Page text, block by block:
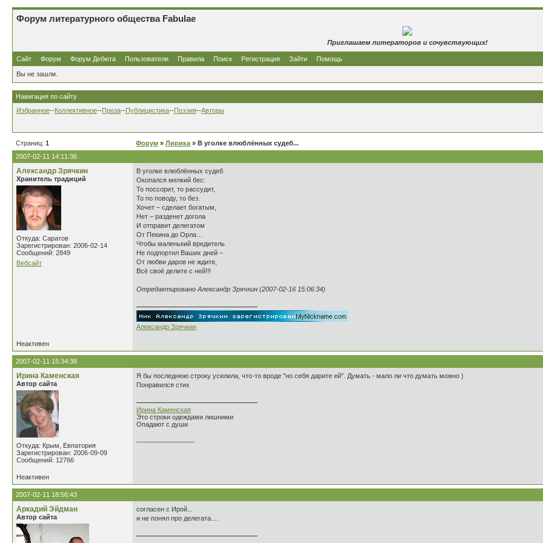
Форум литературного общества Fabulae
Приглашаем литераторов и сочувствующих!
Сайт Форум Форум Дебюта Пользователи Правила Поиск Регистрация Зайти Помощь
Вы не зашли.
Навигация по сайту
Избранное--Коллективное--Проза--Публицистика--Поэзия--Авторы
Страниц: 1 Форум » Лирика » В уголке влюблённых судеб...
2007-02-11 14:11:36
Александр Зрячкин
Хранитель традиций
Откуда: Саратов
Зарегистрирован: 2006-02-14
Сообщений: 2849
Вебсайт
В уголке влюблённых судеб
Окопался мелкий бес:
То поссорит, то рассудит,
То по поводу, то без.
Хочет – сделает богатым,
Нет – разденет догола
И отправит делегатом
От Пекина до Орла…
Чтобы маленький вредитель
Не подпортил Ваших дней –
От любви даров не ждите,
Всё своё делите с ней!!!
Отредактировано Александр Зрячкин (2007-02-16 15:06:34)
Александр Зрячкин
Неактивен
2007-02-11 15:34:38
Ирина Каменская
Автор сайта
Откуда: Крым, Евпатория
Зарегистрирован: 2006-09-09
Сообщений: 12766
Я бы последнюю строку усилила, что-то вроде "но себя дарите ей". Думать - мало ли что думать можно )
Понравился стих
Ирина Каменская
Это строки одеждами лишними
Опадают с души
Неактивен
2007-02-11 18:56:43
Аркадий Эйдман
Автор сайта
согласен с Ирой...
и не понял про делегата....